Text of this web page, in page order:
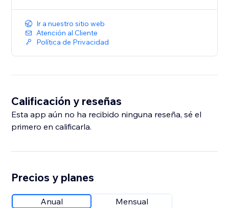
Ir a nuestro sitio web
Atención al Cliente
Política de Privacidad
Calificación y reseñas
Esta app aún no ha recibido ninguna reseña, sé el
primero en calificarla.
Precios y planes
Anual Mensual